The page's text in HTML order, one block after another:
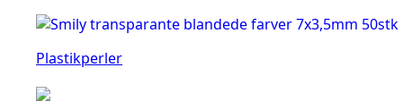
Plastikperler